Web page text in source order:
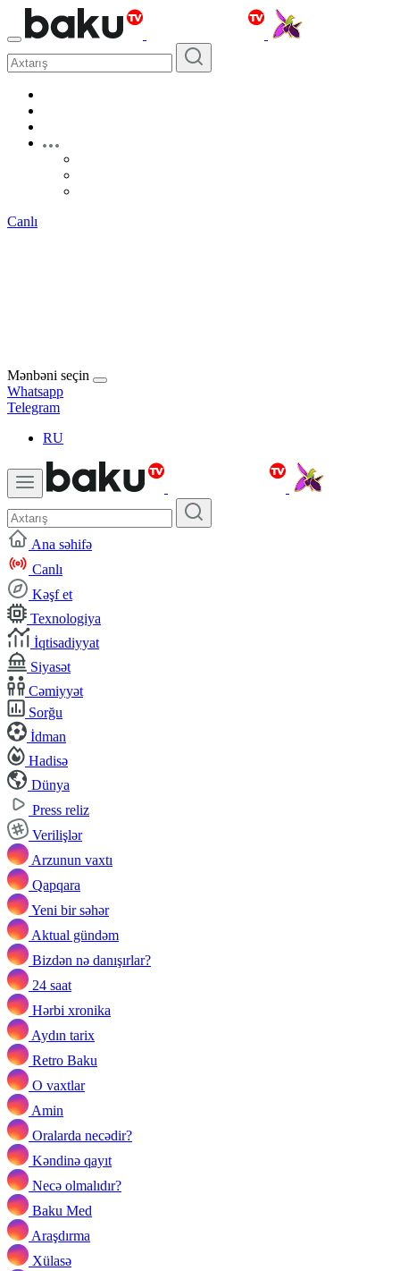
Canlı
Mənbəni seçin
Whatsapp
Telegram
RU
Ana səhifə
Canlı
Kəşf et
Texnologiya
İqtisadiyyat
Siyasət
Cəmiyyət
Sorğu
İdman
Hadisə
Dünya
Press reliz
Verilişlər
Arzunun vaxtı
Qapqara
Yeni bir səhər
Aktual gündəm
Bizdən nə danışırlar?
24 saat
Hərbi xronika
Aydın tarix
Retro Baku
O vaxtlar
Amin
Oralarda necədir?
Kəndinə qayıt
Necə olmalıdır?
Baku Med
Araşdırma
Xülasə